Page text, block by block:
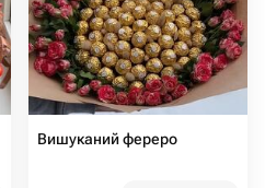
Вишуканий фереро